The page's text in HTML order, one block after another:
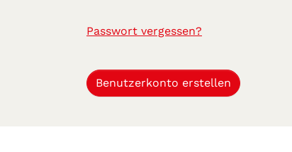
Passwort vergessen?
Benutzerkonto erstellen